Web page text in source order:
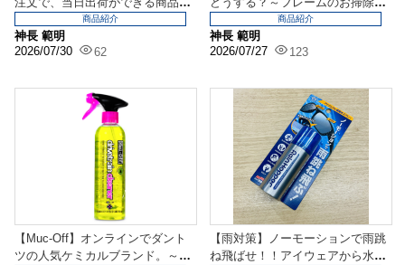
めてみました！～そ...
神長 範明
2026/07/30
62
商品紹介
神長 範明
2026/07/27
123
商品紹介
【Muc-Off】オンラインでダント
ツの人気ケミカルブランド。～チ
【雨対策】ノーモーションで雨跳
ね飛ばせ！！アイウェアから水滴